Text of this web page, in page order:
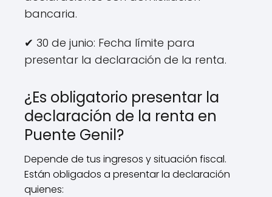
bancaria.
✔ 30 de junio: Fecha límite para
presentar la declaración de la renta.
¿Es obligatorio presentar la
declaración de la renta en
Puente Genil?
Depende de tus ingresos y situación fiscal.
Están obligados a presentar la declaración
quienes: